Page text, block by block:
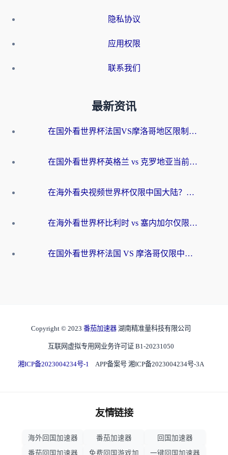
隐私协议
应用权限
联系我们
最新资讯
在国外看世界杯法国VS摩洛哥地区限制？这篇指南让你流畅看中文解说无压力
在国外看世界杯英格兰 vs 克罗地亚当前地区不可播放？这篇指南帮你搞定所有海外观赛难题
在海外看央视频世界杯仅限中国大陆？这篇指南帮你解锁中文解说+无卡顿直播
在海外看世界杯比利时 vs 塞内加尔仅限中国大陆？我找到了最流畅的中文解说之路
在国外看世界杯法国 VS 摩洛哥仅限中国大陆？海外党这样看中文解说赛事不卡顿
Copyright © 2023 番茄加速器 湖南精准量科技有限公司
互联网虚拟专用网业务许可证 B1-20231050
湘ICP备2023004234号-1 APP备案号 湘ICP备2023004234号-3A
友情链接
海外回国加速器 番茄加速器
回国加速器
番茄回国加速器
免费回国游戏加 一键回国加速器